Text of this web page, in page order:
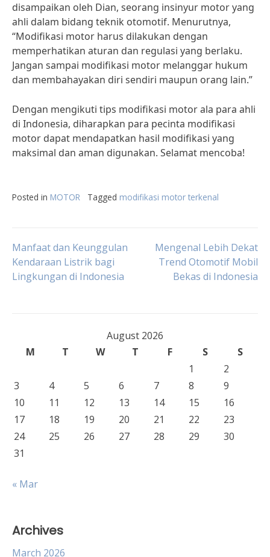
disampaikan oleh Dian, seorang insinyur motor yang
ahli dalam bidang teknik otomotif. Menurutnya,
“Modifikasi motor harus dilakukan dengan
memperhatikan aturan dan regulasi yang berlaku.
Jangan sampai modifikasi motor melanggar hukum
dan membahayakan diri sendiri maupun orang lain.”
Dengan mengikuti tips modifikasi motor ala para ahli
di Indonesia, diharapkan para pecinta modifikasi
motor dapat mendapatkan hasil modifikasi yang
maksimal dan aman digunakan. Selamat mencoba!
Posted in MOTOR Tagged modifikasi motor terkenal
Post
navigation
Manfaat dan Keunggulan
Kendaraan Listrik bagi
Lingkungan di Indonesia
Mengenal Lebih Dekat
Trend Otomotif Mobil
Bekas di Indonesia
August 2026
M
T W T F S
S
1
2
3
4 5 6 7 8
9
10
11 12 13 14 15
16
17
18 19 20 21 22
23
24
25 26 27 28 29
30
31
« Mar
Archives
March 2026